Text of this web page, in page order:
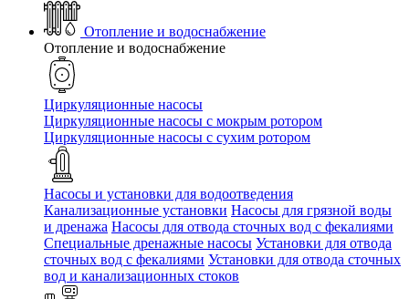
Отопление и водоснабжение
Отопление и водоснабжение
Циркуляционные насосы
Циркуляционные насосы с мокрым ротором
Циркуляционные насосы с сухим ротором
Насосы и установки для водоотведения
Канализационные установки Насосы для грязной воды
и дренажа Насосы для отвода сточных вод c фекалиями
Специальные дренажные насосы Установки для отвода
сточных вод c фекалиями Установки для отвода сточных
вод и канализационных стоков